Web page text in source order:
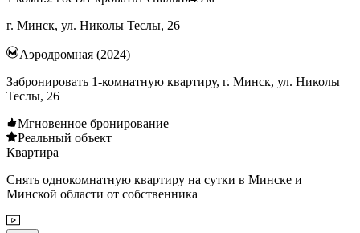
г. Минск, ул. Николы Теслы, 26
Аэродромная (2024)
Забронировать 1-комнатную квартиру, г. Минск, ул. Николы
Теслы, 26
Мгновенное бронирование
Реальный объект
Квартира
Снять однокомнатную квартиру на сутки в Минске и
Минской области от собственника